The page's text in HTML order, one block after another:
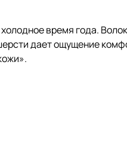
время года.
дает ощущение